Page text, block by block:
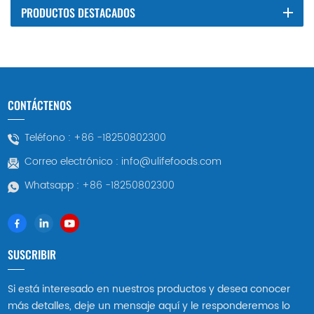
PRODUCTOS DESTACADOS
CONTÁCTENOS
Teléfono : +86 -18250802300
Correo electrónico : info@ulifefoods.com
Whatsapp : +86 -18250802300
SUSCRIBIR
Si está interesado en nuestros productos y desea conocer
más detalles, deje un mensaje aquí y le responderemos lo